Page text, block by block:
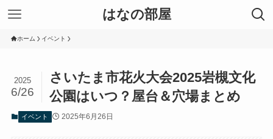
はなの部屋
ホーム イベント
さいたま市花火大会2025岩槻文化
公園はいつ？屋台＆穴場まとめ
2025
6/26
イベント 2025年6月26日